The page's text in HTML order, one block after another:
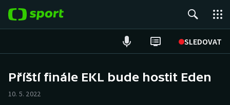
SLEDOVAT
Hokej
Příští finále EKL bude hostit Eden
10. 5. 2022